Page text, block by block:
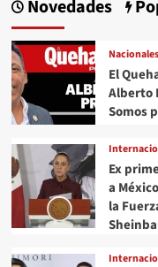
Novedades
Nacionales
El
Alberto
Somos
Ex
a
la